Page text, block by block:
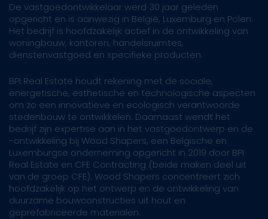
De vastgoedontwikkelaar werd 30 jaar geleden
opgericht en is aanwezig in België, Luxemburg en Polen.
Het bedrijf is hoofdzakelijk actief in de ontwikkeling van
woningbouw, kantoren, handelsruimtes,
dienstenvastgoed en specifieke producten.
BPI Real Estate houdt rekening met de sociale,
energetische, esthetische en technologische aspecten
om zo een innovatieve en ecologisch verantwoorde
stedenbouw te ontwikkelen. Daarnaast wendt het
bedrijf zijn expertise aan in het vastgoedontwerp en de
-ontwikkeling bij Wood Shapers, een Belgische en
Luxemburgse onderneming opgericht in 2019 door BPI
Real Estate en CFE Contracting (beide maken deel uit
van de groep CFE). Wood Shapers concentreert zich
hoofdzakelijk op het ontwerp en de ontwikkeling van
duurzame bouwconstructies uit hout en
geprefabriceerde materialen.